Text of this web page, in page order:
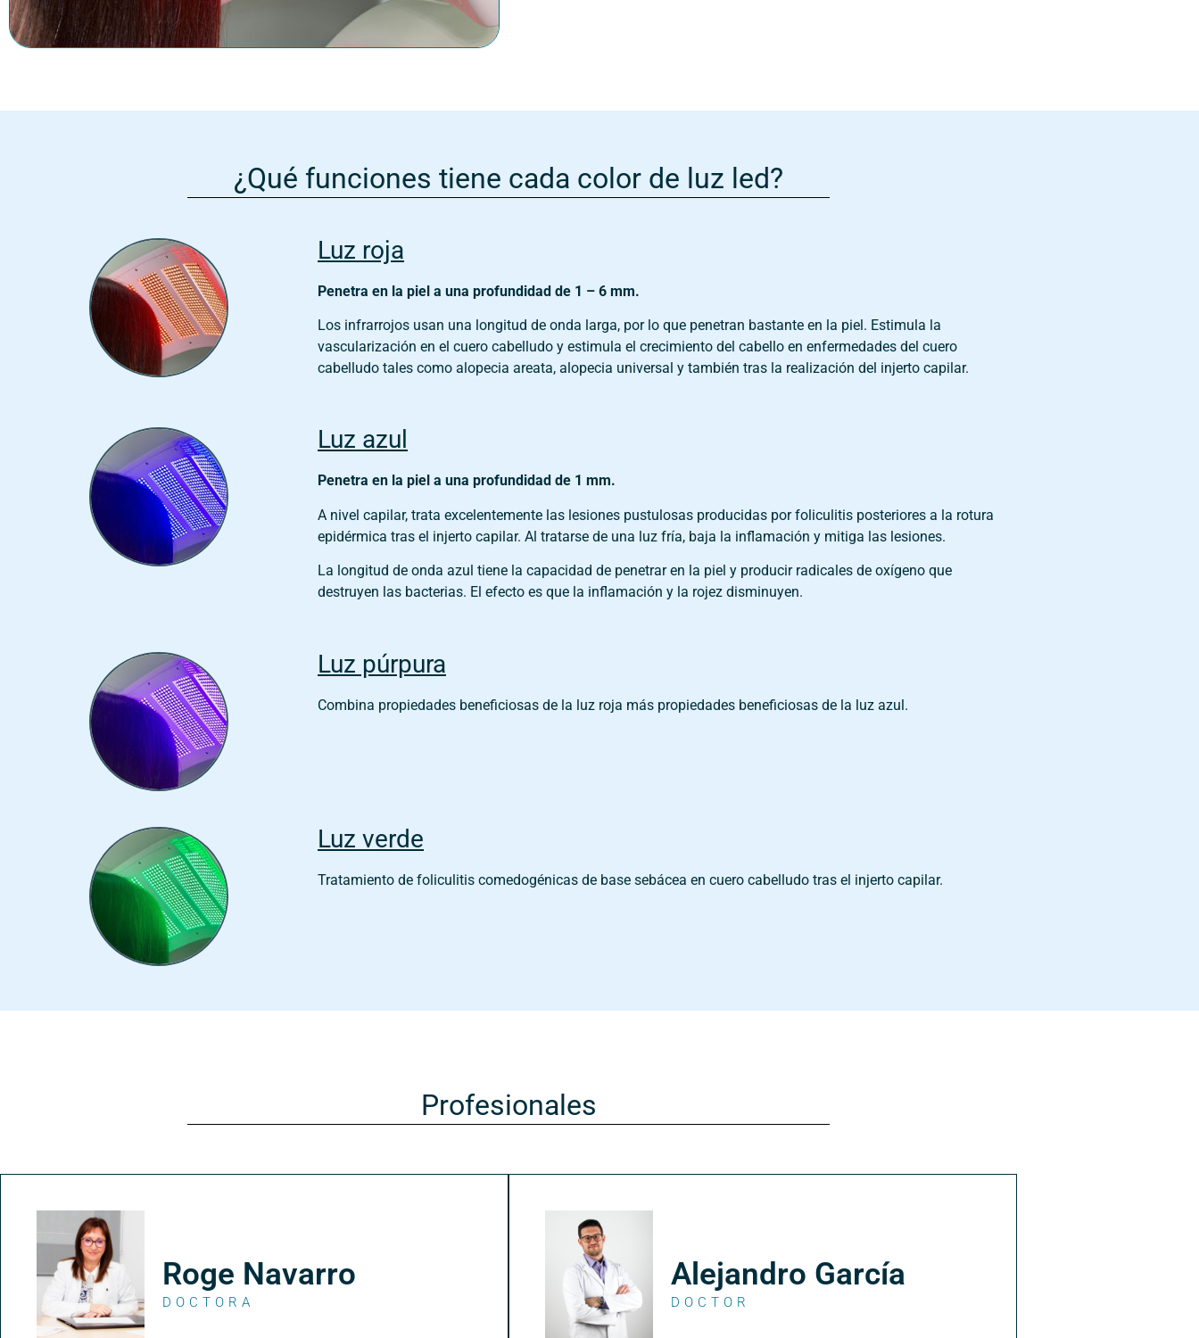
¿Qué funciones tiene cada color de luz led?
Luz roja
Penetra en la piel a una profundidad de 1 – 6 mm.
Los infrarrojos usan una longitud de onda larga, por lo que penetran bastante en la piel. Estimula la
vascularización en el cuero cabelludo y estimula el crecimiento del cabello en enfermedades del cuero
cabelludo tales como alopecia areata, alopecia universal y también tras la realización del injerto capilar.
Luz azul
Penetra en la piel a una profundidad de 1 mm.
A nivel capilar, trata excelentemente las lesiones pustulosas producidas por foliculitis posteriores a la rotura
epidérmica tras el injerto capilar. Al tratarse de una luz fría, baja la inflamación y mitiga las lesiones.
La longitud de onda azul tiene la capacidad de penetrar en la piel y producir radicales de oxígeno que
destruyen las bacterias. El efecto es que la inflamación y la rojez disminuyen.
Luz púrpura
Combina propiedades beneficiosas de la luz roja más propiedades beneficiosas de la luz azul.
Luz verde
Tratamiento de foliculitis comedogénicas de base sebácea en cuero cabelludo tras el injerto capilar.
Profesionales
Roge Navarro
DOCTORA
Alejandro García
DOCTOR